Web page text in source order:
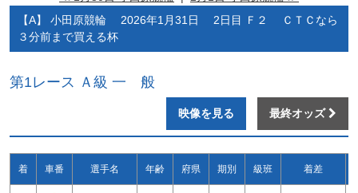
【A】 小田原競輪 2026年1月31日 2日目 Ｆ２ ＣＴＣなら
３分前まで買える杯
第1レース Ａ級 一 般
映像を見る 最終オッズ
着 車番 選手名 年齢 府県 期別 級班 着差